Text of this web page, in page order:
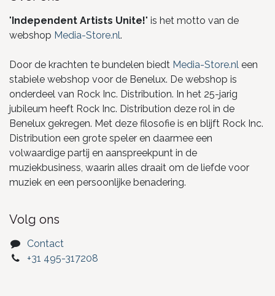
"Independent Artists Unite!" is het motto van de
webshop Media-Store.nl.
Door de krachten te bundelen biedt Media-Store.nl een
stabiele webshop voor de Benelux. De webshop is
onderdeel van Rock Inc. Distribution. In het 25-jarig
jubileum heeft Rock Inc. Distribution deze rol in de
Benelux gekregen. Met deze filosofie is en blijft Rock Inc.
Distribution een grote speler en daarmee een
volwaardige partij en aanspreekpunt in de
muziekbusiness, waarin alles draait om de liefde voor
muziek en een persoonlijke benadering.
Volg ons
Contact
+31 495-317208